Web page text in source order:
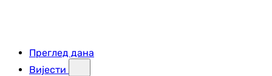
Преглед дана
Вијести